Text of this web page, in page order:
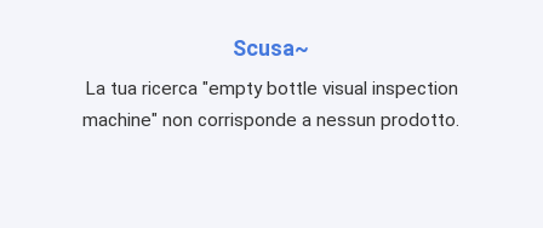
Scusa~
La tua ricerca "empty bottle visual inspection
machine" non corrisponde a nessun prodotto.